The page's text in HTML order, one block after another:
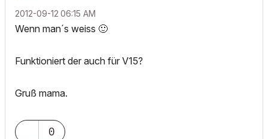
‎2012-09-12 06:15 AM
Wenn man´s weiss 🙂
Funktioniert der auch für V15?
Gruß mama.
0